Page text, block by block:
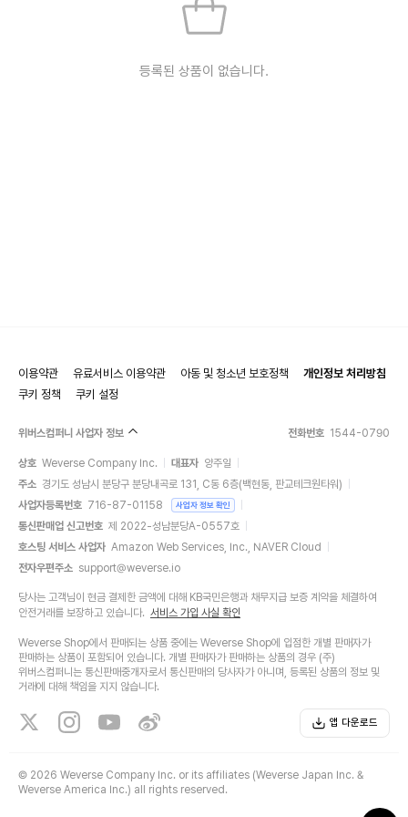
등록된 상품이 없습니다.
이용약관 유료서비스 이용약관 아동 및 청소년 보호정책
개인정보 처리방침
쿠키 정책
쿠키 설정
위버스컴퍼니 사업자 정보 전화번호 1544-0790
상호 Weverse Company Inc. 대표자 양주일
주소 경기도 성남시 분당구 분당내곡로 131, C동 6층(백현동, 판교테크원타워)
사업자등록번호 716-87-01158 사업자 정보 확인
통신판매업 신고번호 제 2022-성남분당A-0557호
호스팅 서비스 사업자 Amazon Web Services, Inc., NAVER Cloud
전자우편주소 support@weverse.io
당사는 고객님이 현금 결제한 금액에 대해 KB국민은행과 채무지급 보증 계약을 체결하여
안전거래를 보장하고 있습니다. 서비스 가입 사실 확인
Weverse Shop에서 판매되는 상품 중에는 Weverse Shop에 입점한 개별 판매자가
판매하는 상품이 포함되어 있습니다. 개별 판매자가 판매하는 상품의 경우 (주)
위버스컴퍼니는 통신판매중개자로서 통신판매의 당사자가 아니며, 등록된 상품의 정보 및
거래에 대해 책임을 지지 않습니다.
앱 다운로드
© 2026 Weverse Company Inc. or its affiliates (Weverse Japan Inc. &
Weverse America Inc.) all rights reserved.